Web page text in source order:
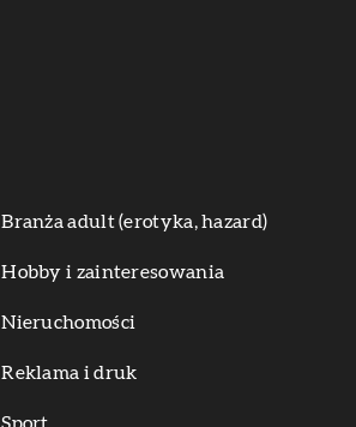
Branża adult (erotyka, hazard)
Hobby i zainteresowania
Nieruchomości
Reklama i druk
Sport